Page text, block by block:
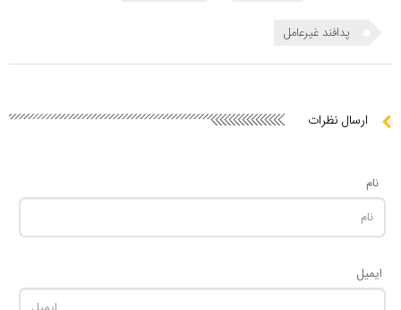
پدافند غیرعامل
ارسال نظرات
نام
ایمیل